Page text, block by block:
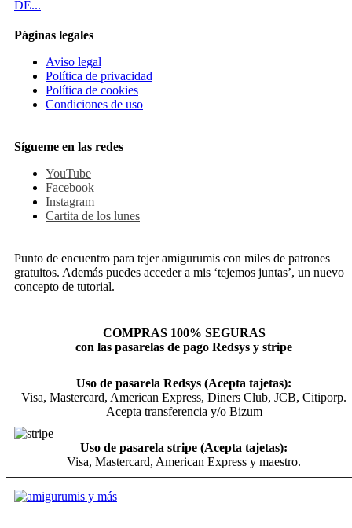
DE...
Páginas legales
Aviso legal
Política de privacidad
Política de cookies
Condiciones de uso
Sígueme en las redes
YouTube
Facebook
Instagram
Cartita de los lunes
Punto de encuentro para tejer amigurumis con miles de patrones
gratuitos. Además puedes acceder a mis ‘tejemos juntas’, un nuevo
concepto de tutorial.
COMPRAS 100% SEGURAS
con las pasarelas de pago Redsys y stripe
Uso de pasarela Redsys (Acepta tajetas):
Visa, Mastercard, American Express, Diners Club, JCB, Citiporp.
Acepta transferencia y/o Bizum
Uso de pasarela stripe (Acepta tajetas):
Visa, Mastercard, American Express y maestro.